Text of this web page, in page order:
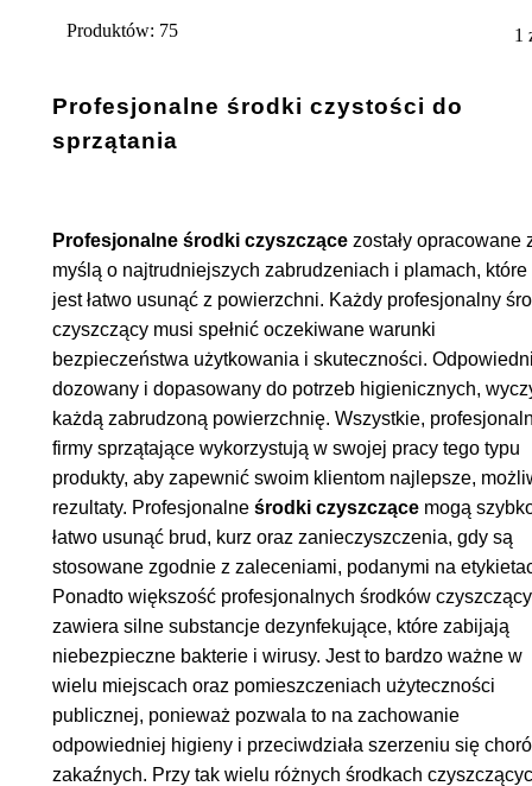
Produktów: 75 1
Profesjonalne środki czystości do
sprzątania
Profesjonalne środki czyszczące zostały opracowane
myślą o najtrudniejszych zabrudzeniach i plamach, które
jest łatwo usunąć z powierzchni. Każdy profesjonalny
czyszczący musi spełnić oczekiwane warunki
bezpieczeństwa użytkowania i skuteczności.
dozowany i dopasowany do potrzeb higienicznych,
każdą zabrudzoną powierzchnię. Wszystkie,
firmy sprzątające wykorzystują w swojej pracy tego typu
produkty, aby zapewnić swoim klientom najlepsze,
rezultaty. Profesjonalne środki czyszczące mogą
łatwo usunąć brud, kurz oraz zanieczyszczenia, gdy są
stosowane zgodnie z zaleceniami, podanymi na
Ponadto większość profesjonalnych środków
zawiera silne substancje dezynfekujące, które zabijają
niebezpieczne bakterie i wirusy. Jest to bardzo ważne w
wielu miejscach oraz pomieszczeniach użyteczności
publicznej, ponieważ pozwala to na zachowanie
odpowiedniej higieny i przeciwdziała szerzeniu się
zakaźnych. Przy tak wielu różnych środkach